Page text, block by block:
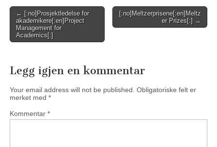
Post
navigation
← [:no]Prosjektledelse for
akademikere[:en]Project
Management for
Academics[:]
[:no]Meltzerprisene[:en]Meltz
er Prizes[:] →
Legg igjen en kommentar
Your email address will not be published. Obligatoriske felt er
merket med *
Kommentar *